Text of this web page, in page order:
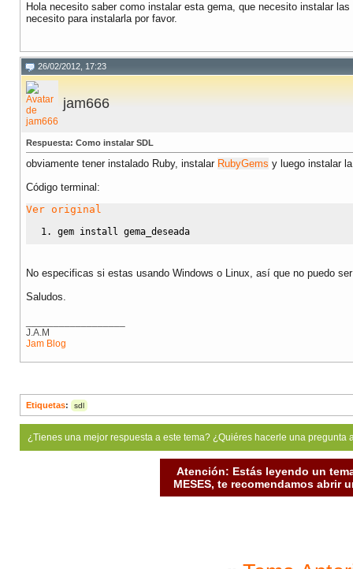
Hola necesito saber como instalar esta gema, que necesito instalar
necesito para instalarla por favor.
26/02/2012, 17:23
jam666
Respuesta: Como instalar SDL
obviamente tener instalado Ruby, instalar RubyGems y luego instalar
Código terminal:
Ver original
gem install gema_deseada
No especificas si estas usando Windows o Linux, así que no puedo
Saludos.
J.A.M
Jam Blog
Etiquetas: sdl
¿Tienes una mejor respuesta a este tema? ¿Quiéres hacerle una
Atención: Estás leyendo un
MESES, te recomendamos abrir